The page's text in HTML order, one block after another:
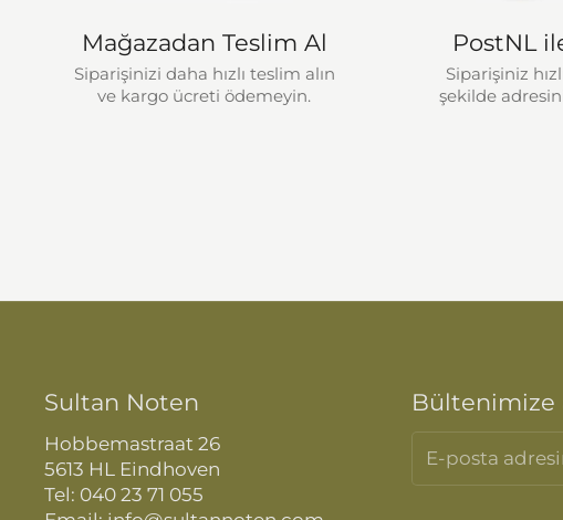
Mağazadan Teslim Al
Siparişinizi daha hızlı teslim alın
ve kargo ücreti ödemeyin.
PostNL
Siparişiniz
şekilde
Sultan Noten
Hobbemastraat 26
5613 HL Eindhoven
Tel: 040 23 71 055
Bültenimize